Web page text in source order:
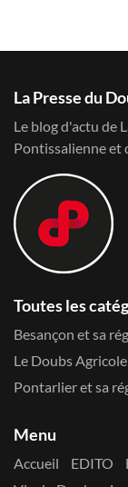
La Presse du
Le blog d'actu de
Pontissalienne et
Toutes les
Besançon et sa
Le Doubs Agricole
Pontarlier et sa
Menu
Accueil EDITO